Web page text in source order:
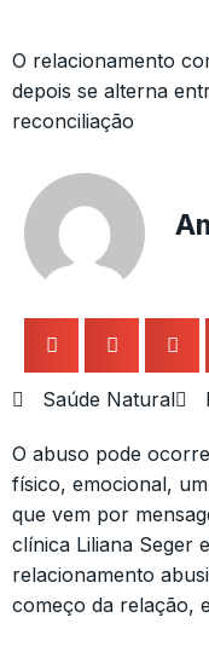
O relacionamento
depois se alterna
reconciliação
Saúde Natural
O abuso pode
físico, emocional,
que vem por
clínica Liliana Seger
relacionamento
começo da relação,